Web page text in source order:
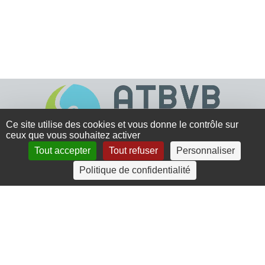
4 rue Crec’h-Ugen
22810 Belle Isle en Terre
Ce site utilise des cookies et vous donne le contrôle sur
ceux que vous souhaitez activer
Tout accepter
Tout refuser
Personnaliser
Politique de confidentialité